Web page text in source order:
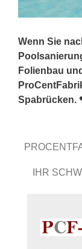
Wenn Sie
Folienbau
Spabrücken.
IHR